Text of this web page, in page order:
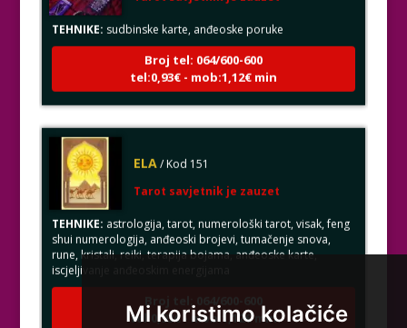
Mi koristimo kolačiće
TEHNIKE: sudbinske karte, anđeoske poruke
Broj tel: 064/600-600
tel:0,93€ - mob:1,12€ min
ELA / Kod 151
Tarot savjetnik je zauzet
TEHNIKE:
astrologija, tarot, numerološki tarot, visak, feng
shui numerologija, anđeoski brojevi, tumačenje snova,
rune, kristali, reiki, terapija bojama, anđeoske karte,
iscjeljivanje anđeoskim energijama
tel:0,93€ - mob:1,12€ min